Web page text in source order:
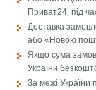
Приват24, під
Доставка
або «Новою
Якщо сума
України
За межі України